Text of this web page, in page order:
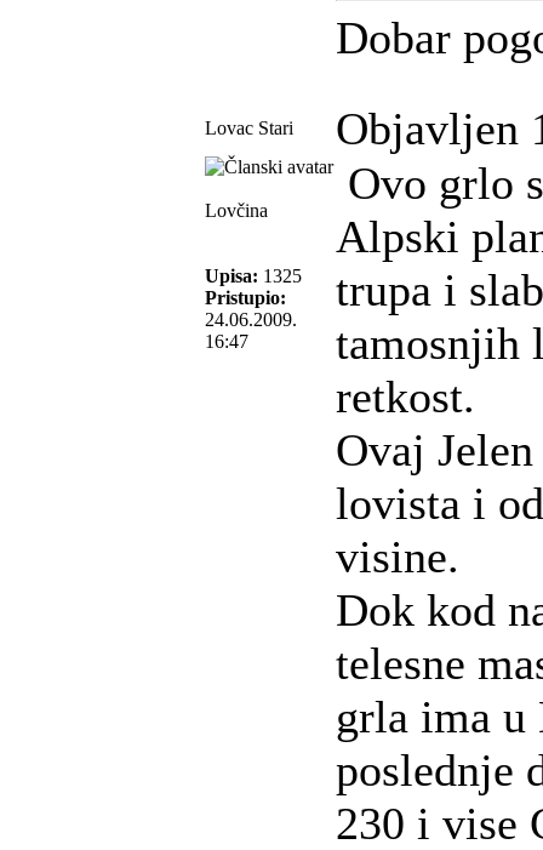
Dobar
Lovac Stari Objavljen
Lovčina
Upisa: 1325
Pristupio:
24.06.2009.
16:47
Ovo grlo
Alpski
trupa i
tamosnjih
retkost.
Ovaj
lovista i
visine.
Dok kod
telesne
grla ima u
poslednje
230 i vise